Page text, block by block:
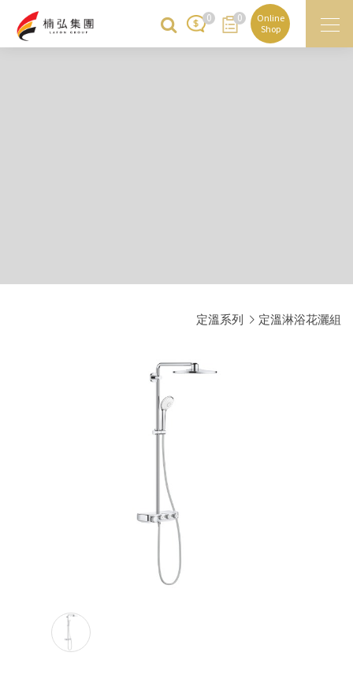
0 0
Online
Shop
定溫系列 定溫淋浴花灑組